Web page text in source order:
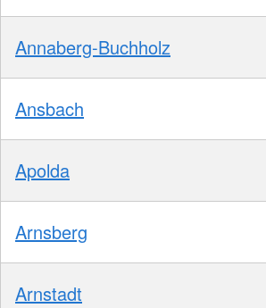
Annaberg-Buchholz
Ansbach
Apolda
Arnsberg
Arnstadt